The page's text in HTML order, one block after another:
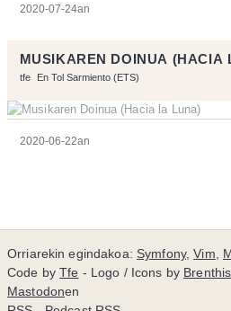
2020-07-24an
MUSIKAREN DOINUA (HACIA
tfe En Tol Sarmiento (ETS)
2020-06-22an
Orriarekin egindakoa: Symfony,Vim,
Code byTfe - Logo / Icons by
Mastodonen